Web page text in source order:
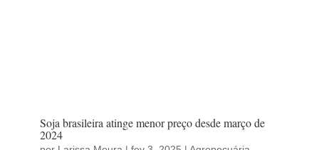
Soja brasileira atinge menor preço desde março de
2024